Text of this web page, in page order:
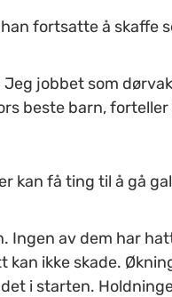
fortsatte å skaffe
jobbet som
beste barn, forteller
kan få ting til å gå
Ingen av dem har
ikke skade.
i starten.